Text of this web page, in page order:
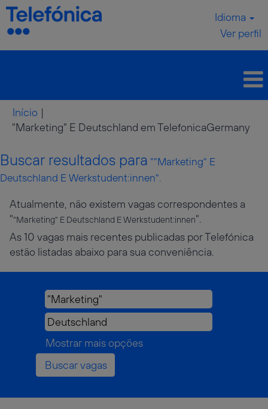
Idioma
Ver perfil
Início |
"Marketing" E Deutschland em TelefonicaGermany
Buscar resultados para ""Marketing" E
Deutschland E Werkstudent:innen".
Atualmente, não existem vagas correspondentes a
""Marketing" E Deutschland E Werkstudent:innen".
As 10 vagas mais recentes publicadas por Telefónica
estão listadas abaixo para sua conveniência.
Mostrar mais opções